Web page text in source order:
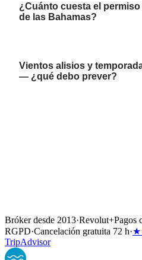
¿Cuánto cuesta el
de las Bahamas?
Vientos alisios y
— ¿qué debo prever?
Bróker desde 2013·Revolut+Pagos
RGPD·Cancelación gratuita 72 h·
TripAdvisor